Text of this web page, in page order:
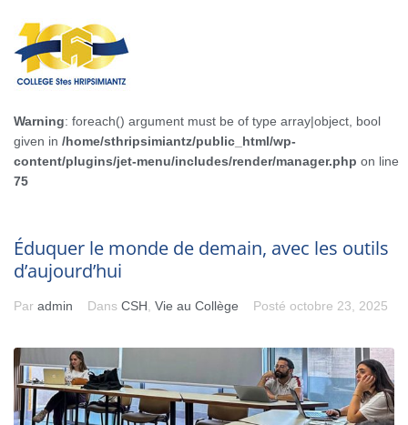
Warning: foreach() argument must be of type array|object, bool
given in /home/sthripsimiantz/public_html/wp-
content/plugins/jet-menu/includes/render/manager.php on line
75
Éduquer le monde de demain, avec les outils
d’aujourd’hui
Par admin Dans CSH Vie au Collège Posté octobre 23, 2025